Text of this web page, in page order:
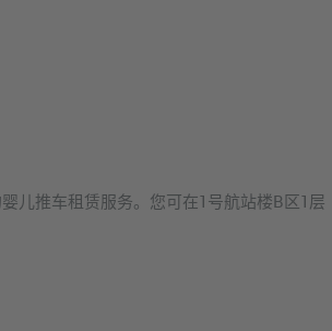
儿推车租赁服务。您可在1号航站楼B区1